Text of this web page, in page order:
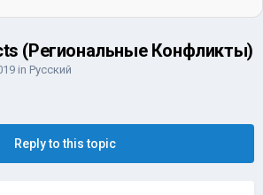
(Региональные Конфликты)
in Русский
Reply to this topic